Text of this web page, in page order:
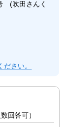
(吹田さんく
さい。
回答可）